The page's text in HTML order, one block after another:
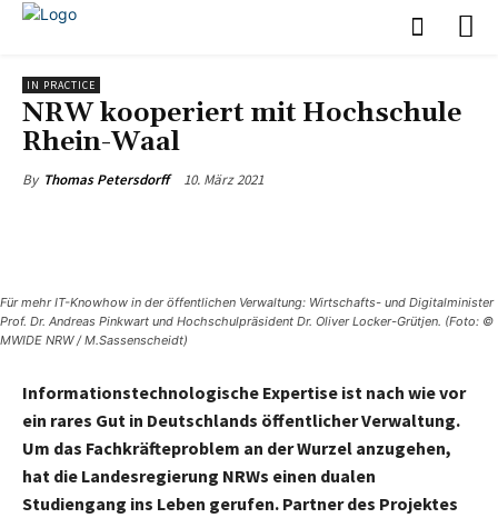
IN PRACTICE
NRW kooperiert mit Hochschule
Rhein-Waal
By Thomas Petersdorff 10. März 2021
Für mehr IT-Knowhow in der öffentlichen Verwaltung: Wirtschafts- und Digitalminister
Prof. Dr. Andreas Pinkwart und Hochschulpräsident Dr. Oliver Locker-Grütjen. (Foto: ©
MWIDE NRW / M.Sassenscheidt)
Informationstechnologische Expertise ist nach wie vor
ein rares Gut in Deutschlands öffentlicher Verwaltung.
Um das Fachkräfteproblem an der Wurzel anzugehen,
hat die Landesregierung NRWs einen dualen
Studiengang ins Leben gerufen. Partner des Projektes